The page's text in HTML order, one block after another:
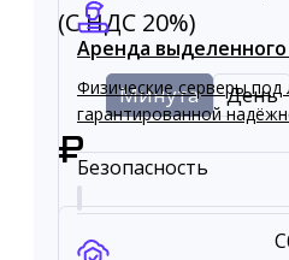
Аренда выделенного
Физические серверы
гарантированной
Безопасность
(С НДС 20%)
Минута День
₽